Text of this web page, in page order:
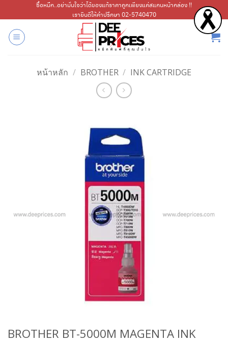
ไป
เนื้อหา
ซื้อหมึก..อย่ามั่นใจว่าได้ของแท้ราคาถูกเพียงแค่สแกนหน้ากล่อง !!
เรายินดีให้คำปรึกษา 02-5740470
หน้าหลัก / BROTHER / INK CARTRIDGE
BROTHER BT-5000M MAGENTA INK